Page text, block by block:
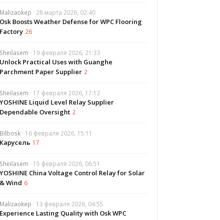
· 28 марта 2026, 02:40
Boosts Weather Defense for WPC Flooring
26
· 19 февраля 2026, 21:33
Practical Uses with Guanghe
Paper Supplier 2
· 17 февраля 2026, 17:12
Liquid Level Relay Supplier
Oversight 2
· 16 февраля 2026, 15:11
17
· 15 февраля 2026, 06:51
China Voltage Control Relay for Solar
Wind 6
· 13 февраля 2026, 04:55
Lasting Quality with Osk WPC